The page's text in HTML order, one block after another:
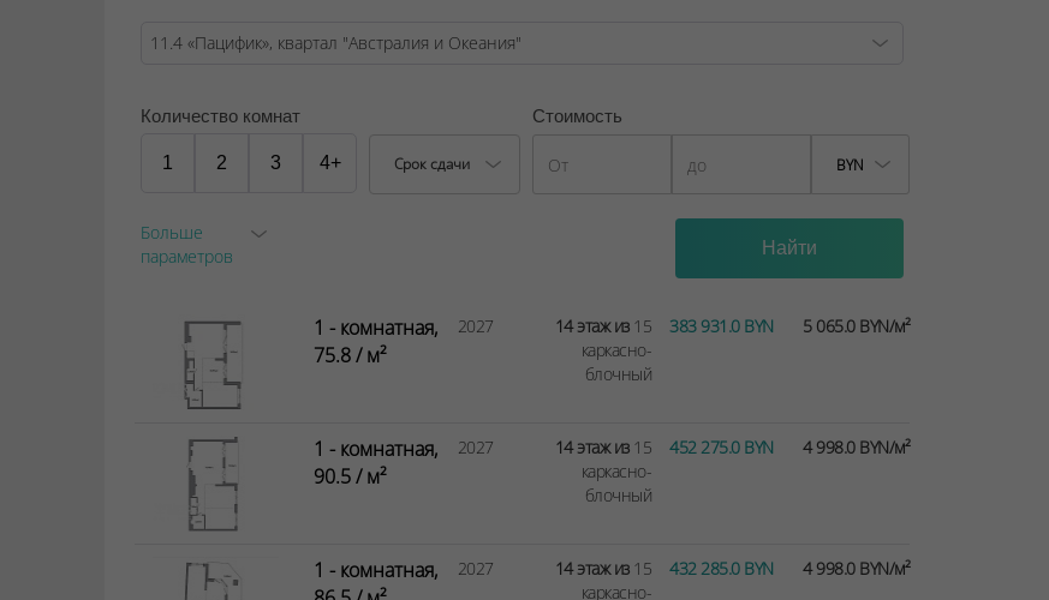
Количество комнат
1 2 3 4+ Срок сдачи
Стоимость
BYN
Больше
параметров
1 - комнатная,
75.8 / м²
2027 14 этаж из15
каркасно-
блочный
383 931.0 BYN 5 065.0 BYN/м²
1 - комнатная,
90.5 / м²
2027 14 этаж из15
каркасно-
блочный
452 275.0 BYN 4 998.0 BYN/м²
1 - комнатная,
2027 14 этаж из15
каркасно-
432 285.0 BYN 4 998.0 BYN/м²